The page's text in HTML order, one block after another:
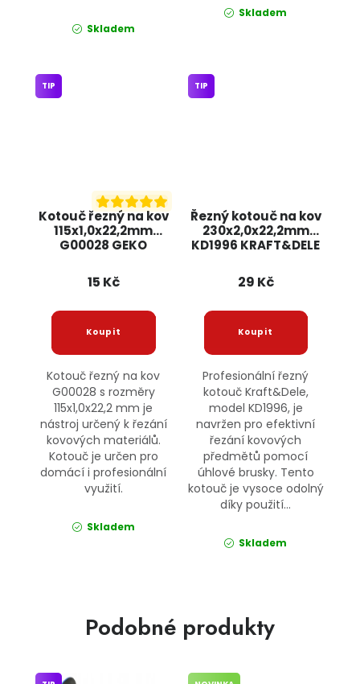
Skladem
Skladem
Kotouč řezný na kov
115x1,0x22,2mm
G00028 GEKO
TIP
15 Kč
Kotouč řezný na kov
G00028 s rozměry
115x1,0x22,2 mm je
nástroj určený k řezání
kovových materiálů.
Kotouč je určen pro
domácí i profesionální
využití.
Skladem
Řezný kotouč na kov
230x2,0x22,2mm
KD1996 KRAFT&DELE
TIP
29 Kč
Profesionální řezný
kotouč Kraft&Dele,
model KD1996, je
navržen pro efektivní
řezání kovových
předmětů pomocí
úhlové brusky. Tento
kotouč je vysoce odolný
díky použití...
Skladem
Podobné produkty